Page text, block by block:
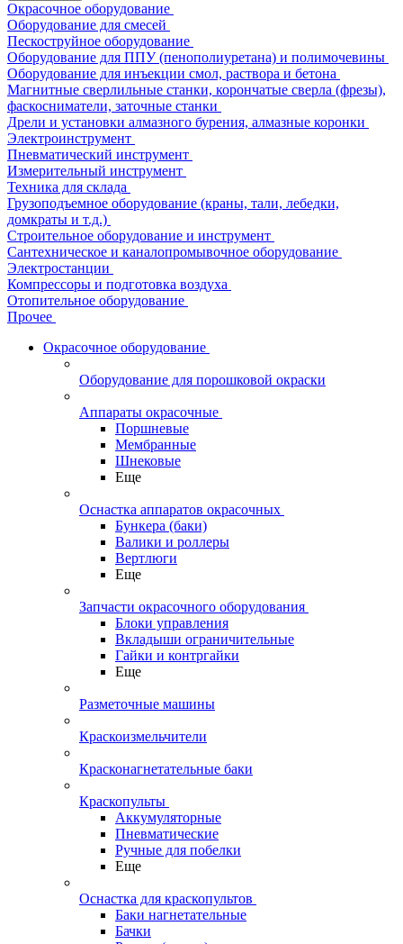
Окрасочное оборудование
Оборудование для смесей
Пескоструйное оборудование
Оборудование для ППУ (пенополиуретана) и полимочевины
Оборудование для инъекции смол, раствора и бетона
Магнитные сверлильные станки, корончатые сверла (фрезы),
фаскосниматели, заточные станки
Дрели и установки алмазного бурения, алмазные коронки
Электроинструмент
Пневматический инструмент
Измерительный инструмент
Техника для склада
Грузоподъемное оборудование (краны, тали, лебедки,
домкраты и т.д.)
Строительное оборудование и инструмент
Сантехническое и каналопромывочное оборудование
Электростанции
Компрессоры и подготовка воздуха
Отопительное оборудование
Прочее
Окрасочное оборудование
Оборудование для порошковой окраски
Аппараты окрасочные
Поршневые
Мембранные
Шнековые
Еще
Оснастка аппаратов окрасочных
Бункера (баки)
Валики и роллеры
Вертлюги
Еще
Запчасти окрасочного оборудования
Блоки управления
Вкладыши ограничительные
Гайки и контргайки
Еще
Разметочные машины
Краскоизмельчители
Красконагнетательные баки
Краскопульты
Аккумуляторные
Пневматические
Ручные для побелки
Еще
Оснастка для краскопультов
Баки нагнетательные
Бачки